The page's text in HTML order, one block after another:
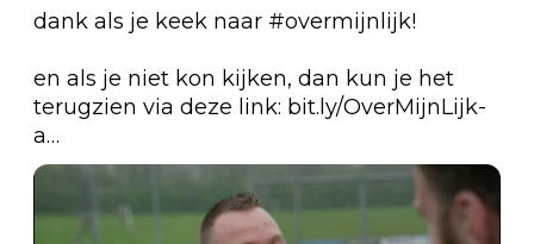
dank als je keek naar #overmijnlijk!
en als je niet kon kijken, dan kun je het
terugzien via deze link: bit.ly/OverMijnLijk-
a…